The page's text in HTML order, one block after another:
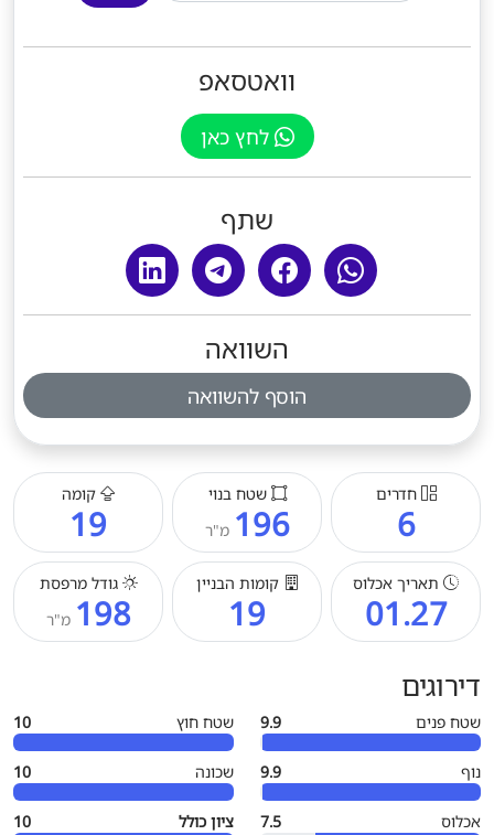
חדרים
6
שטח בנוי
196 מ"ר
קומה
19
תאריך אכלוס
01.27
קומות הבניין
19
גודל מרפסת
198 מ"ר
דירוגים
שטח פנים 9.9 שטח חוץ 10
נוף 9.9 שכונה 10
אכלוס 7.5 ציון כולל 10
וואטסאפ
לחץ כאן
שתף
השוואה
הוסף להשוואה